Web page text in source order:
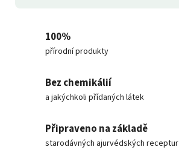
100%
přírodní produkty
Bez chemikálií
a jakýchkoli přídaných látek
Připraveno na základě
starodávných ajurvédských receptur